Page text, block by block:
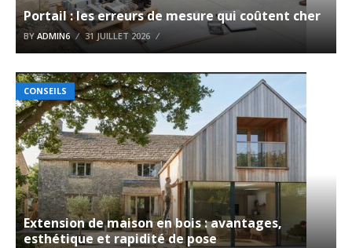
Portail : les erreurs de mesure qui coûtent cher
BY ADMIN6 31 JUILLET 2026
CONSEILS
Extension de maison en bois : avantages,
esthétique et rapidité de pose